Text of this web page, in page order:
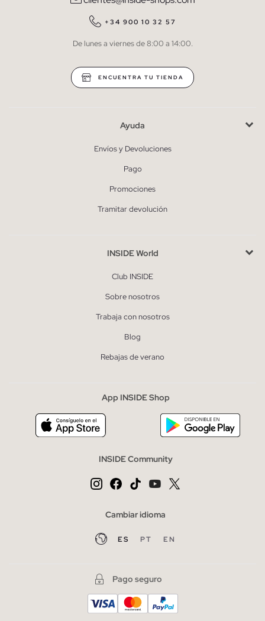
QUIERO SUSCRIBIRME
* Puedes cancelar la suscripción en cualquier momento.
+34 900 10 32 57
De lunes a viernes de 8:00 a 14:00.
ENCUENTRA TU TIENDA
Ayuda
Envíos y Devoluciones
Pago
Promociones
Tramitar devolución
INSIDE World
Club INSIDE
Sobre nosotros
Trabaja con nosotros
Blog
Rebajas de verano
App INSIDE Shop
INSIDE Community
Cambiar idioma
ES PT EN
Pago seguro